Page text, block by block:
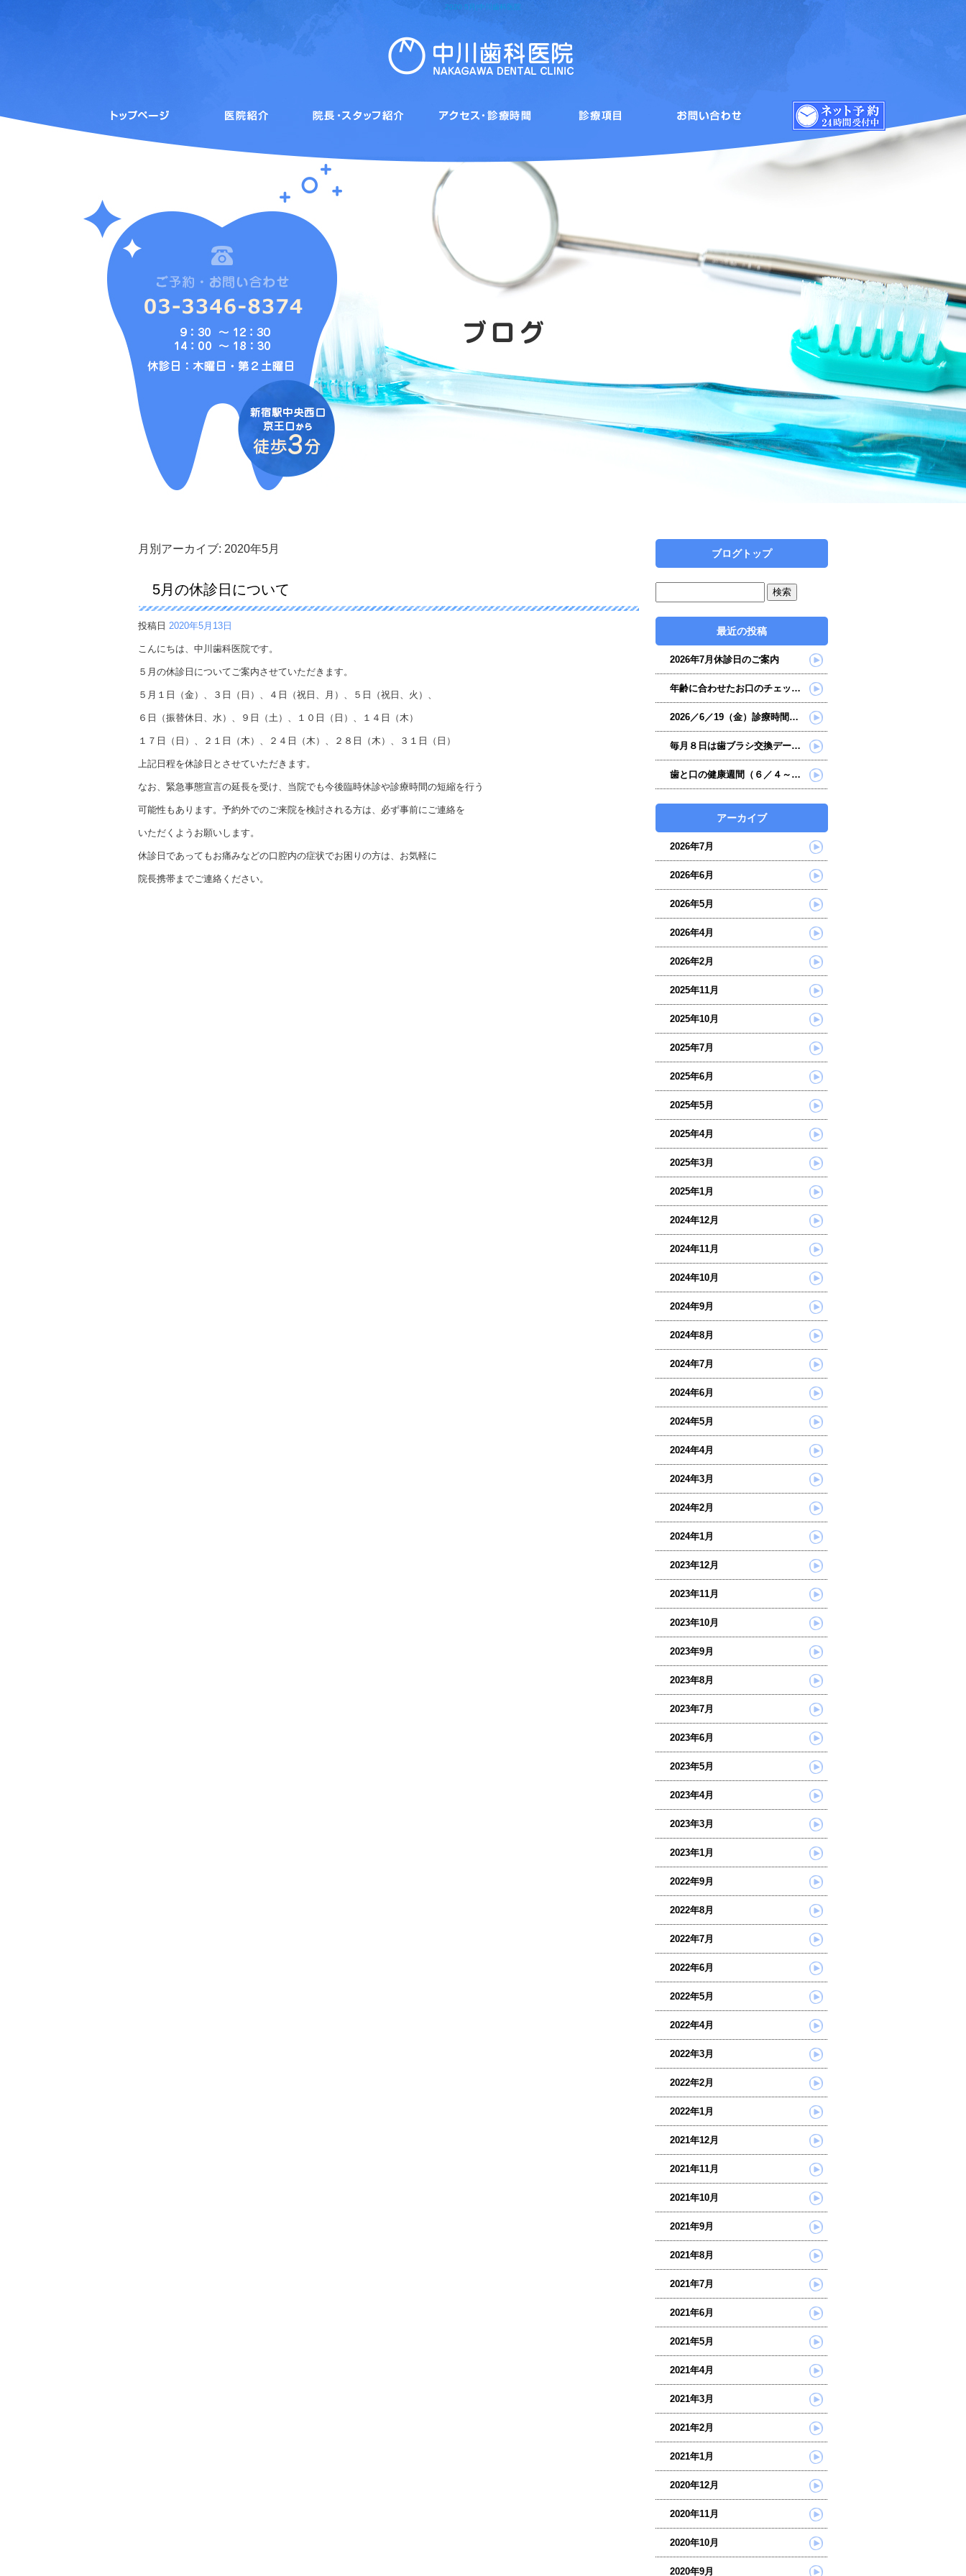
2020 5月|中川歯科医院
月別アーカイブ: 2020年5月
5月の休診日について
投稿日 2020年5月13日
こんにちは、中川歯科医院です。
５月の休診日についてご案内させていただきます。
５月１日（金）、３日（日）、４日（祝日、月）、５日（祝日、火）、
６日（振替休日、水）、９日（土）、１０日（日）、１４日（木）
１７日（日）、２１日（木）、２４日（木）、２８日（木）、３１日（日）
上記日程を休診日とさせていただきます。
なお、緊急事態宣言の延長を受け、当院でも今後臨時休診や診療時間の短縮を行う
可能性もあります。予約外でのご来院を検討される方は、必ず事前にご連絡を
いただくようお願いします。
休診日であってもお痛みなどの口腔内の症状でお困りの方は、お気軽に
院長携帯までご連絡ください。
ブログトップ
最近の投稿
2026年7月休診日のご案内
年齢に合わせたお口のチェックを始めてみませんか？
2026／6／19（金）診療時間変更のご案内
毎月８日は歯ブラシ交換デーです
歯と口の健康週間（６／４～６／１０）ご案内
アーカイブ
2026年7月
2026年6月
2026年5月
2026年4月
2026年2月
2025年11月
2025年10月
2025年7月
2025年6月
2025年5月
2025年4月
2025年3月
2025年1月
2024年12月
2024年11月
2024年10月
2024年9月
2024年8月
2024年7月
2024年6月
2024年5月
2024年4月
2024年3月
2024年2月
2024年1月
2023年12月
2023年11月
2023年10月
2023年9月
2023年8月
2023年7月
2023年6月
2023年5月
2023年4月
2023年3月
2023年1月
2022年9月
2022年8月
2022年7月
2022年6月
2022年5月
2022年4月
2022年3月
2022年2月
2022年1月
2021年12月
2021年11月
2021年10月
2021年9月
2021年8月
2021年7月
2021年6月
2021年5月
2021年4月
2021年3月
2021年2月
2021年1月
2020年12月
2020年11月
2020年10月
2020年9月